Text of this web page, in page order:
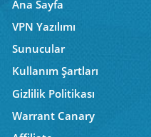
Ana Sayfa
VPN Yazılımı
Sunucular
Kullanım Şartları
Gizlilik Politikası
Warrant Canary